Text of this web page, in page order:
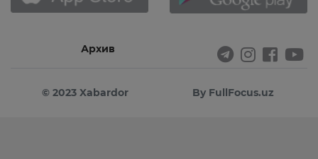
Архив
© 2023 Xabardor By FullFocus.uz